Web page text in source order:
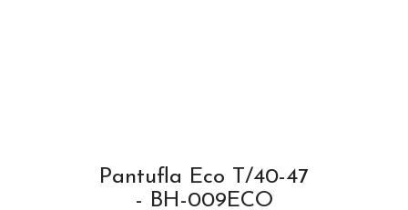
Pantufla Eco T/40-47
- BH-009ECO